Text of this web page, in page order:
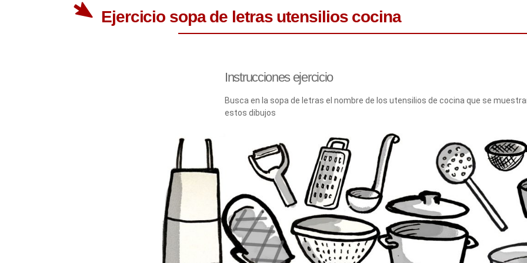
Ejercicio sopa de letras utensilios cocina
Instrucciones ejercicio
Busca en la sopa de letras el nombre de los utensilios de cocina que se
estos dibujos